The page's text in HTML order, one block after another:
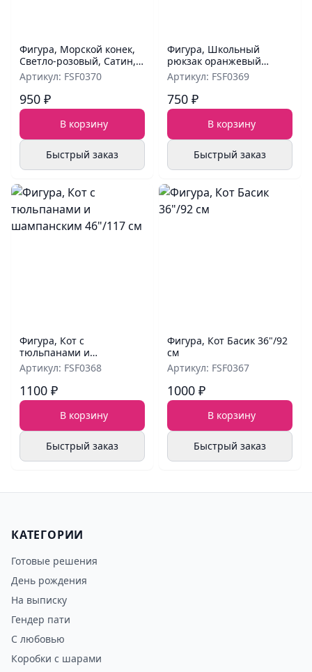
Фигура, Морской конек,
Светло-розовый, Сатин,
42''/107 см
Артикул: FSF0370
950 ₽
В корзину
Быстрый заказ
Фигура, Школьный
рюкзак оранжевый
28"/71 см
Артикул: FSF0369
750 ₽
В корзину
Быстрый заказ
Фигура, Кот с
тюльпанами и
шампанским 46"/117 см
Артикул: FSF0368
1100 ₽
В корзину
Быстрый заказ
Фигура, Кот Басик 36"/92
см
Артикул: FSF0367
1000 ₽
В корзину
Быстрый заказ
КАТЕГОРИИ
Готовые решения
День рождения
На выписку
Гендер пати
С любовью
Коробки с шарами